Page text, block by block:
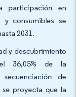
participación en
y consumibles se
2031.
y descubrimiento
36,05% de la
de
proyecta que la